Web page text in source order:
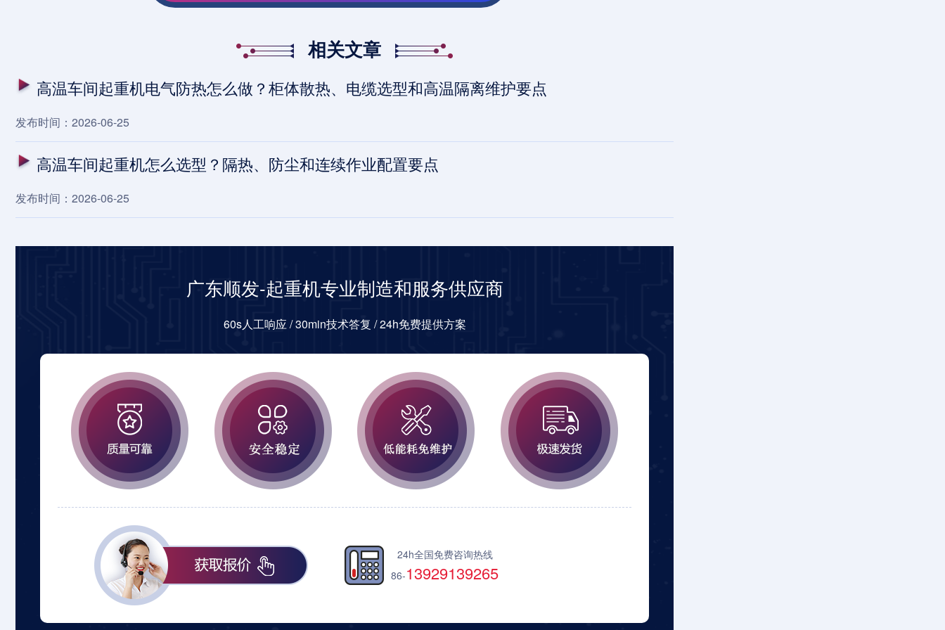
相关文章
高温车间起重机电气防热怎么做？柜体散热、电缆选型和高温隔离维护要点
发布时间：2026-06-25
高温车间起重机怎么选型？隔热、防尘和连续作业配置要点
发布时间：2026-06-25
广东顺发-起重机专业制造和服务供应商
60s人工响应 / 30min技术答复 / 24h免费提供方案
24h全国免费咨询热线
86-13929139265